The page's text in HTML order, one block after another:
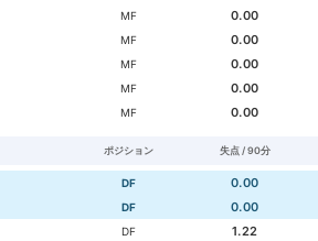
MF
0.00
MF
0.00
MF
0.00
MF
0.00
MF 0.00
ポジション 失点 / 90分
DF
0.00
DF
0.00
DF
1.22